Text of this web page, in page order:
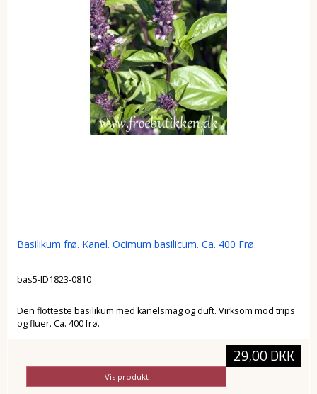
Basilikum frø. Kanel. Ocimum basilicum. Ca. 400 Frø.
bas5-ID1823-0810
Den flotteste basilikum med kanelsmag og duft. Virksom mod trips
og fluer. Ca. 400 frø.
29,00 DKK
Vis produkt